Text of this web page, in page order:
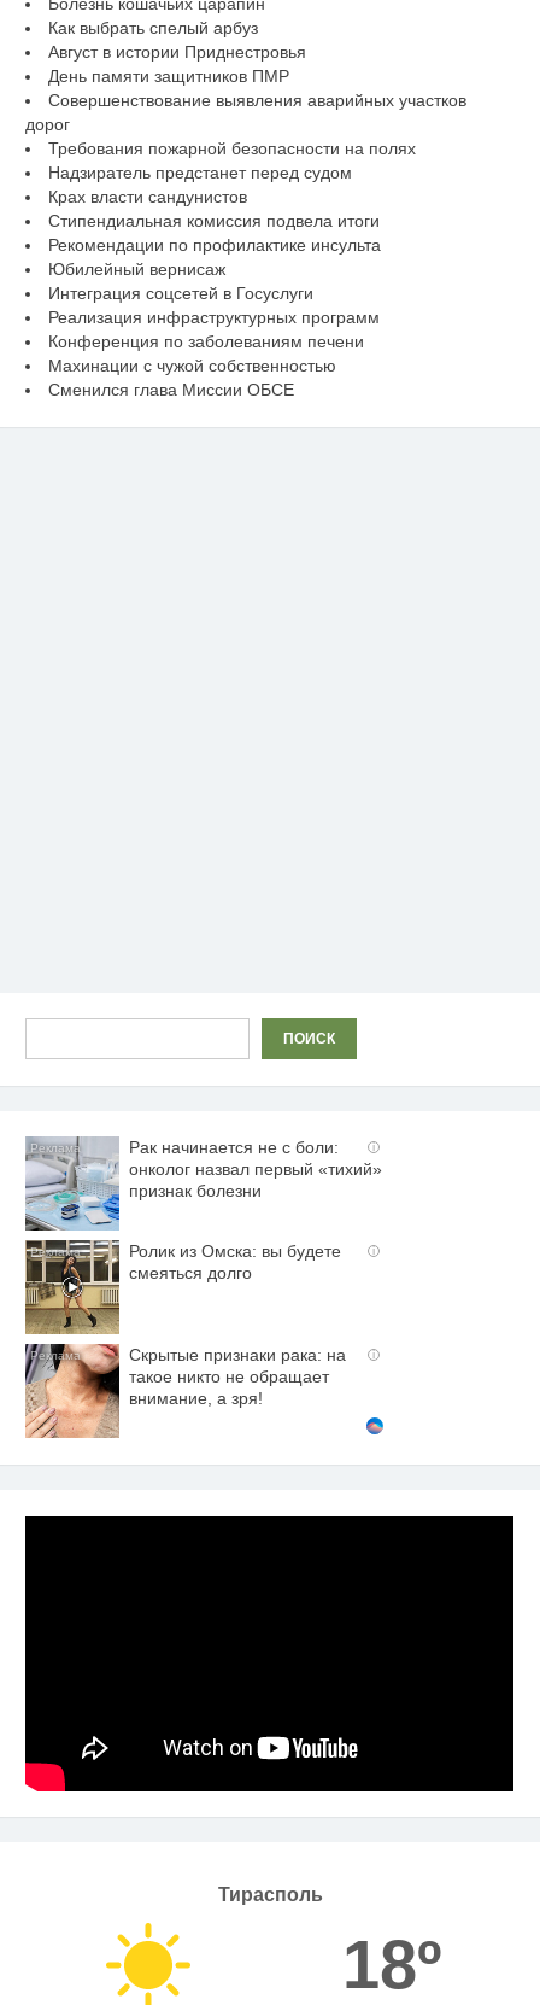
Как выбрать спелый арбуз
Август в истории Приднестровья
День памяти защитников ПМР
Совершенствование выявления аварийных участков
дорог
Требования пожарной безопасности на полях
Надзиратель предстанет перед судом
Крах власти сандунистов
Стипендиальная комиссия подвела итоги
Рекомендации по профилактике инсульта
Юбилейный вернисаж
Интеграция соцсетей в Госуслуги
Реализация инфраструктурных программ
Конференция по заболеваниям печени
Махинации с чужой собственностью
Сменился глава Миссии ОБСЕ
ПОИСК
i
Рак начинается не с боли:
онколог назвал первый «тихий»
признак болезни
i
Ролик из Омска: вы будете
смеяться долго
i
Скрытые признаки рака: на
такое никто не обращает
внимание, а зря!
Тирасполь
18º